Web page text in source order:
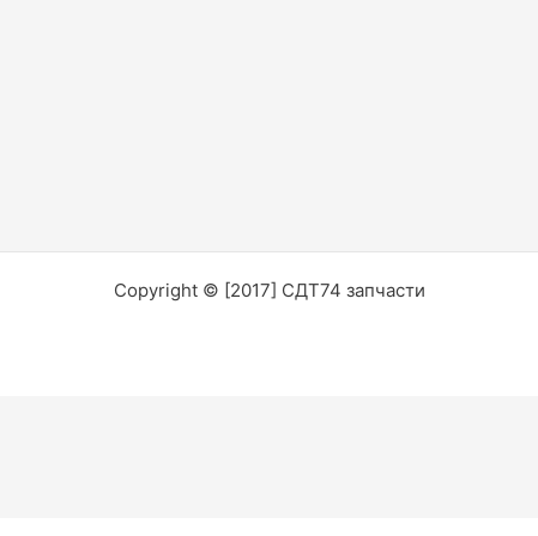
Copyright © [2017] СДТ74 запчасти